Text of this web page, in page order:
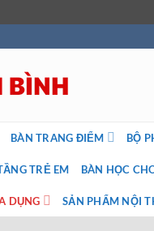
BÀN TRANG ĐIỂM BỘ
TRẺ EM BÀN HỌC
DỤNG SẢN PHẨM NỘI